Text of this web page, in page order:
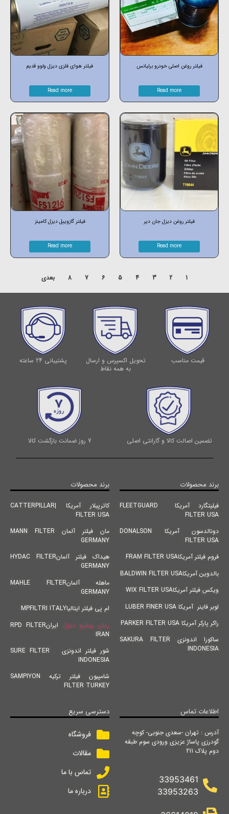
فیلتر روغن اصلی خودرو برلیانس
Read more
فیلتر هوای فلزی دیزل ولوو قدیم
Read more
فیلتر روغن دیزل جان دیر
Read more
فیلتر گازوییل دیزل کامینز
Read more
1
2
3
4
5
6
7
8 بعدی
قیمت مناسب
تحویل اکسپرس و ارسال
به همه نقاط
پشتیبانی 24 ساعته
تضمین اصالت کالا و گارانتی اصلی 7 روز ضمانت بازگشت کالا
برند محصولات
فیلیتگارد آمریکا FLEETGUARD
FILTER USA
دونالدسون آمریکا DONALSON
FILTER USA
فروم فیلتر آمریکاFRAM FILTER USA
بالدوین آمریکاBALDWIN FILTER USA
ویکس فیلتر آمریکاWIX FILTER USA
لوبر فاینر آمریکا LUBER FINER USA
راکر پارکر آمریکا PARKER FILTER USA
ساکورا اندونزی SAKURA FILTER
INDONESIA
برند محصولات
کاترپیلار آمریکا |CATTERPILLAR
FILTER USA
مان فیلتر آلمان MANN FILTER
GERMANY
هیداک فیلتر آلمانHYDAC FILTER
GERMANY
ماهله آلمانMAHLE FILTER
GERMANY
ام پی فیلتر ایتالیاMPFILTRI ITALY
ریان پیشرو دیزل
ایرانRPD FILTER
IRAN
شور فیلتر اندونزی SURE FILTER
INDONESIA
شامپیون فیلتر ترکیه SAMPIYON
FILTER TURKEY
اطلاعات تماس
آدرس : تهران -سعدی جنوبی- کوچه
گودرزی پاساژ عزیزی ورودی سوم طبقه
دوم پلاک 211
33953461
33953263
دسترسی سریع
فروشگاه
مقالات
تماس با ما
درباره ما